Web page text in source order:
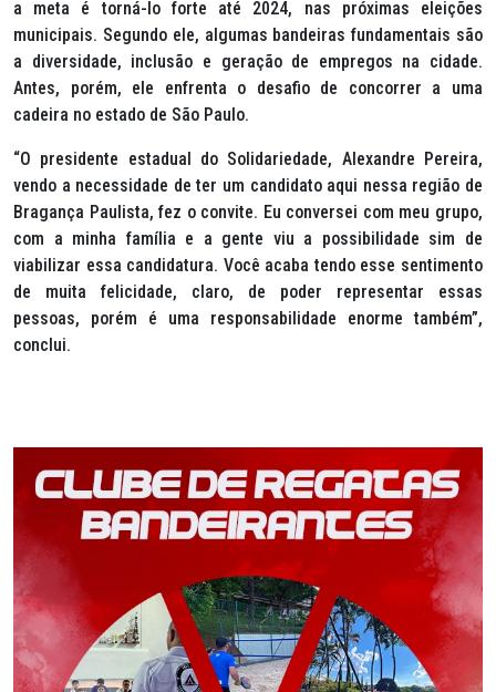
a meta é torná-lo forte até 2024, nas próximas eleições
municipais. Segundo ele, algumas bandeiras fundamentais são
a diversidade, inclusão e geração de empregos na cidade.
Antes, porém, ele enfrenta o desafio de concorrer a uma
cadeira no estado de São Paulo.
“O presidente estadual do Solidariedade, Alexandre Pereira,
vendo a necessidade de ter um candidato aqui nessa região de
Bragança Paulista, fez o convite. Eu conversei com meu grupo,
com a minha família e a gente viu a possibilidade sim de
viabilizar essa candidatura. Você acaba tendo esse sentimento
de muita felicidade, claro, de poder representar essas
pessoas, porém é uma responsabilidade enorme também”,
conclui.